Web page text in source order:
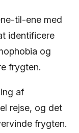
til-ene med
identificere
og
frygten.
af
rejse, og det
frygten.